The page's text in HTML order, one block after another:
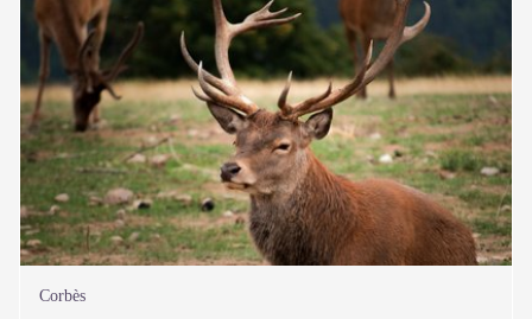
Corbès